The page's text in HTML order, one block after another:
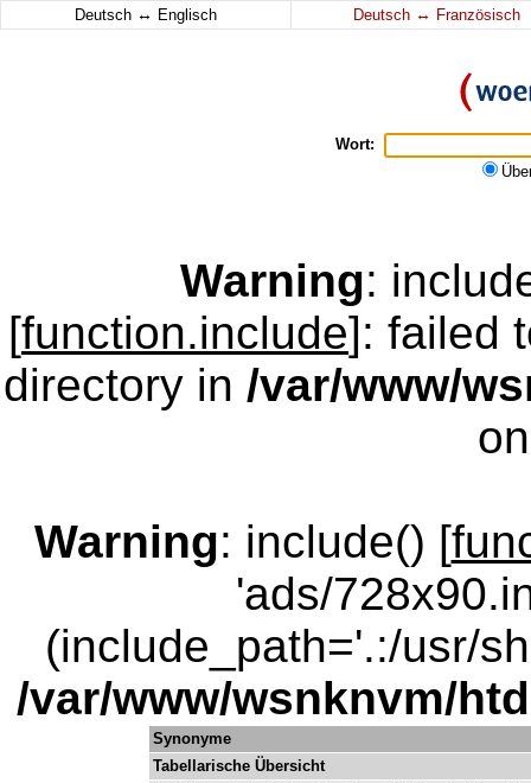
Deutsch ↔ Englisch Deutsch ↔ Französisch
Wort:
Warning:
[function.include]: failed
directory in /var/www/
Warning: include() [
'ads/
(include_path='.:/usr/
/var/www/wsnknvm/
Synonyme
Tabellarische Übersicht